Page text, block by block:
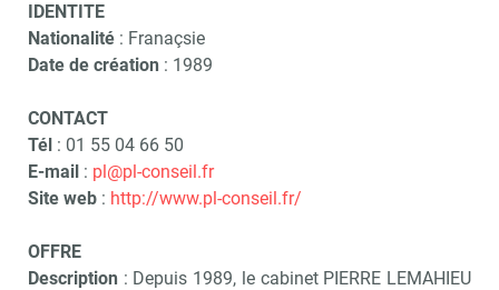
IDENTITE
Nationalité : Franaçsie
Date de création : 1989
CONTACT
Tél : 01 55 04 66 50
E-mail : pl@pl-conseil.fr
Site web : http://www.pl-conseil.fr/
OFFRE
Description : Depuis 1989, le cabinet PIERRE LEMAHIEU